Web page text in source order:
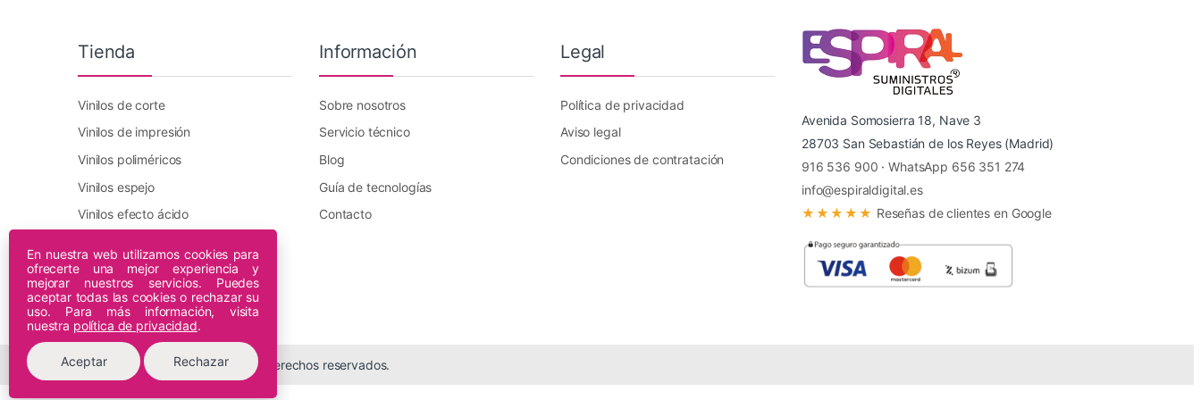
Tienda
Vinilos de corte
Vinilos de impresión
Vinilos poliméricos
Vinilos espejo
Vinilos efecto ácido
Plotters DTF Innuro
Plotters de impresión
Información
Sobre nosotros
Servicio técnico
Blog
Guía de tecnologías
Contacto
Legal
Política de privacidad
Aviso legal
Condiciones de contratación
Avenida Somosierra 18, Nave 3
28703 San Sebastián de los Reyes (Madrid)
916 536 900 ·WhatsApp 656 351 274
info@espiraldigital.es
★★★★★ Reseñas de clientes en Google
© 2026 Espiral Digital - Todos los derechos reservados.
En nuestra web utilizamos cookies para
ofrecerte una mejor experiencia y
mejorar nuestros servicios. Puedes
aceptar todas las cookies o rechazar su
uso. Para más información, visita
nuestra política de privacidad.
Aceptar Rechazar